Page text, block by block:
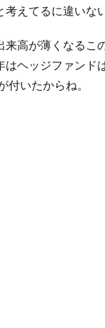
えてるに違いない
高が薄くなるこ
ヘッジファンド
いたからね。